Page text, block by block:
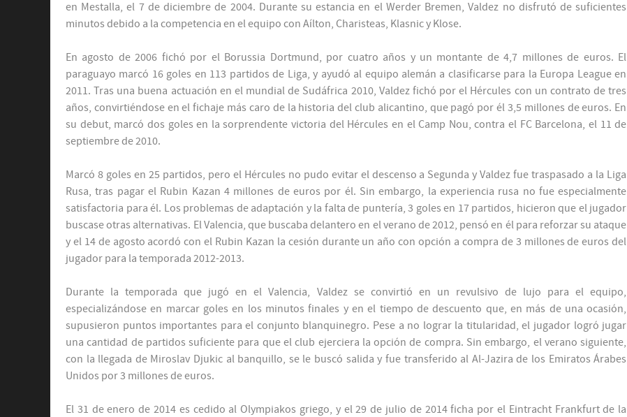
en Mestalla, el 7 de diciembre de 2004. Durante su estancia en el Werder Bremen, Valdez no disfrutó de suficientes
minutos debido a la competencia en el equipo con Aílton, Charisteas, Klasnic y Klose.
En agosto de 2006 fichó por el Borussia Dortmund, por cuatro años y un montante de 4,7 millones de euros. El
paraguayo marcó 16 goles en 113 partidos de Liga, y ayudó al equipo alemán a clasificarse para la Europa League en
2011. Tras una buena actuación en el mundial de Sudáfrica 2010, Valdez fichó por el Hércules con un contrato de tres
años, convirtiéndose en el fichaje más caro de la historia del club alicantino, que pagó por él 3,5 millones de euros. En
su debut, marcó dos goles en la sorprendente victoria del Hércules en el Camp Nou, contra el FC Barcelona, el 11 de
septiembre de 2010.
Marcó 8 goles en 25 partidos, pero el Hércules no pudo evitar el descenso a Segunda y Valdez fue traspasado a la Liga
Rusa, tras pagar el Rubin Kazan 4 millones de euros por él. Sin embargo, la experiencia rusa no fue especialmente
satisfactoria para él. Los problemas de adaptación y la falta de puntería, 3 goles en 17 partidos, hicieron que el jugador
buscase otras alternativas. El Valencia, que buscaba delantero en el verano de 2012, pensó en él para reforzar su ataque
y el 14 de agosto acordó con el Rubin Kazan la cesión durante un año con opción a compra de 3 millones de euros del
jugador para la temporada 2012-2013.
Durante la temporada que jugó en el Valencia, Valdez se convirtió en un revulsivo de lujo para el equipo,
especializándose en marcar goles en los minutos finales y en el tiempo de descuento que, en más de una ocasión,
supusieron puntos importantes para el conjunto blanquinegro. Pese a no lograr la titularidad, el jugador logró jugar
una cantidad de partidos suficiente para que el club ejerciera la opción de compra. Sin embargo, el verano siguiente,
con la llegada de Miroslav Djukic al banquillo, se le buscó salida y fue transferido al Al-Jazira de los Emiratos Árabes
Unidos por 3 millones de euros.
El 31 de enero de 2014 es cedido al Olympiakos griego, y el 29 de julio de 2014 ficha por el Eintracht Frankfurt de la